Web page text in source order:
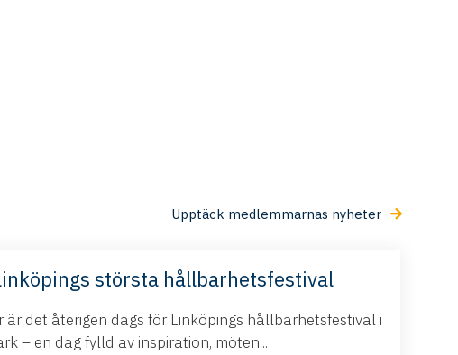
Upptäck medlemmarnas nyheter
största hållbarhetsfestival
är det återigen dags för Linköpings hållbarhetsfestival i
– en dag fylld av inspiration, möten...